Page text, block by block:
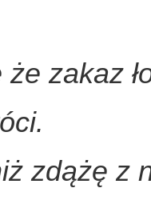
zakaz
zdążę z